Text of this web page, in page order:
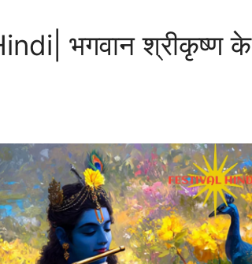
भगवान श्रीकृष्ण के